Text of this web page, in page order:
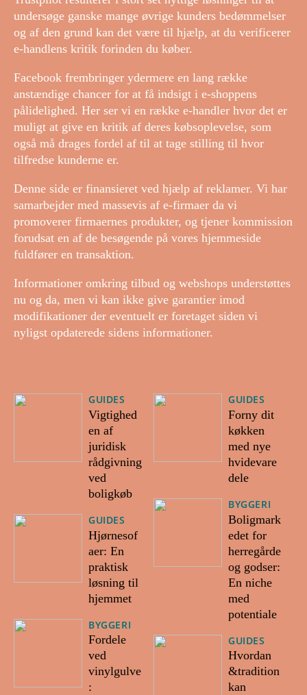
undersøge ganske mange øvrige kunders bedømmelser
og af den grund kan det være til hjælp, at du verificerer
e-handlens kritik forinden du køber.
Facebook frembringer ydermere en lang række
anstændige chancer for at få indsigt i e-shoppens
pålidelighed. Her ser vi en række e-handler hvor det er
muligt at give en kritik af deres købsoplevelse, som
også må drages fordel af til at tage stilling til hvor
tilfredse kunderne er.
Denne side er finansieret ved hjælp af reklamer. Vi har
samarbejder med massevis af e-firmaer da vi
promoverer firmaernes produkter, og tjener kommission
forudsat en af de besøgende på vores hjemmeside
fuldfører en transaktion.
Informationer omkring tilbud og webshops understøttes
nu og da, men vi kan ikke give garantier imod
modifikationer der eventuelt er foretaget siden vi
nyligst opdaterede sidens informationer.
GUIDES
Vigtighed
en af
juridisk
rådgivning
ved
boligkøb
GUIDES
Hjørnesof
aer: En
praktisk
løsning til
hjemmet
BYGGERI
Fordele
ved
vinylgulve
:
GUIDES
Forny dit
køkken
med nye
hvidevare
dele
BYGGERI
Boligmark
edet for
herregårde
og godser:
En niche
med
potentiale
GUIDES
Hvordan
&tradition
kan